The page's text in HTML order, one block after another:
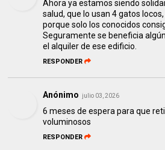
Ahora ya estamos siendo
salud, que lo usan 4 gatos
porque solo los conocidos
Seguramente se beneficia
el alquiler de ese edificio.
RESPONDER
Anónimo julio 03, 2026
6 meses de espera para que
voluminosos
RESPONDER